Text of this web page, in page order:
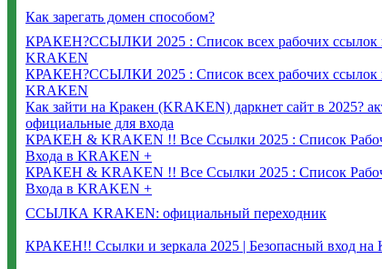
Как зарегать домен способом?
КРАКЕН?ССЫЛКИ 2025 : Список всех рабочих ссылок и
KRAKEN
КРАКЕН?ССЫЛКИ 2025 : Список всех рабочих ссылок и
KRAKEN
Как зайти на Кракен (KRAKEN) даркнет сайт в 2025?
официальные для входа
КРАКЕН & KRAKEN !! Все Ссылки 2025 : Список
Входа в KRAKEN +
КРАКЕН & KRAKEN !! Все Ссылки 2025 : Список
Входа в KRAKEN +
ССЫЛКА KRAKEN: официальный переходник
КРАКЕН!! Ссылки и зеркала 2025 | Безопасный вход на